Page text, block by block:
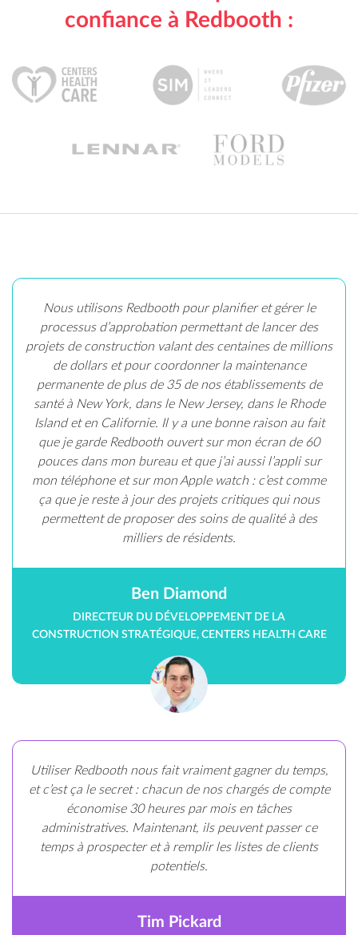
confiance à Redbooth :
Nous utilisons Redbooth pour planifier et gérer le
processus d’approbation permettant de lancer des
projets de construction valant des centaines de millions
de dollars et pour coordonner la maintenance
permanente de plus de 35 de nos établissements de
santé à New York, dans le New Jersey, dans le Rhode
Island et en Californie. Il y a une bonne raison au fait
que je garde Redbooth ouvert sur mon écran de 60
pouces dans mon bureau et que j’ai aussi l’appli sur
mon téléphone et sur mon Apple watch : c’est comme
ça que je reste à jour des projets critiques qui nous
permettent de proposer des soins de qualité à des
milliers de résidents.
Ben Diamond
DIRECTEUR DU DÉVELOPPEMENT DE LA
CONSTRUCTION STRATÉGIQUE, CENTERS HEALTH CARE
Utiliser Redbooth nous fait vraiment gagner du temps,
et c’est ça le secret : chacun de nos chargés de compte
économise 30 heures par mois en tâches
administratives. Maintenant, ils peuvent passer ce
temps à prospecter et à remplir les listes de clients
potentiels.
Tim Pickard